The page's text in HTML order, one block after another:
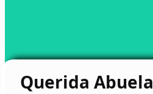
Querida Abuela